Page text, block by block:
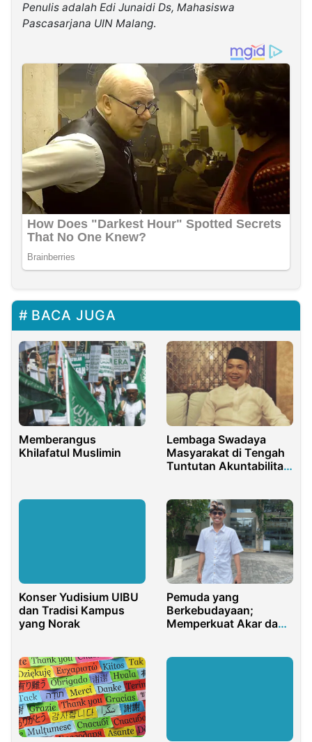
Penulis adalah Edi Junaidi Ds, Mahasiswa
Pascasarjana UIN Malang.
BACA JUGA
Memberangus
Khilafatul Muslimin
Lembaga Swadaya
Masyarakat di Tengah
Tuntutan Akuntabilitas
Konser Yudisium UIBU
dan Tradisi Kampus
yang Norak
Pemuda yang
Berkebudayaan;
Memperkuat Akar dan